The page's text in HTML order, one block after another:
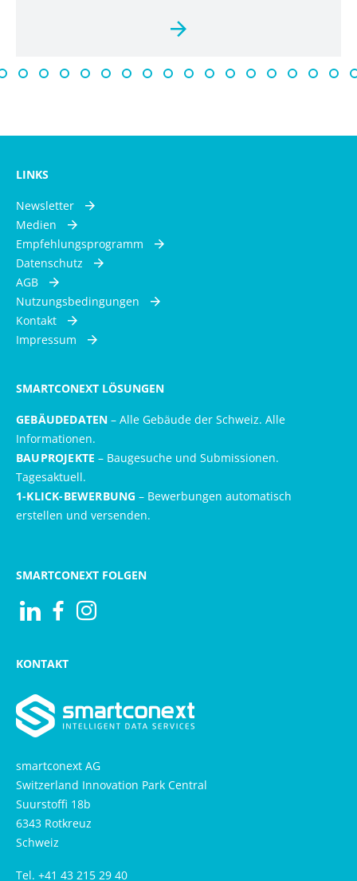
LINKS
Newsletter
Medien
Empfehlungsprogramm
Datenschutz
AGB
Nutzungsbedingungen
Kontakt
Impressum
SMARTCONEXT LÖSUNGEN
GEBÄUDEDATEN – Alle Gebäude der Schweiz. Alle
Informationen.
BAUPROJEKTE – Baugesuche und Submissionen.
Tagesaktuell.
1-KLICK-BEWERBUNG – Bewerbungen automatisch
erstellen und versenden.
SMARTCONEXT FOLGEN
KONTAKT
smartconext AG
Switzerland Innovation Park Central
Suurstoffi 18b
6343 Rotkreuz
Schweiz
Tel. +41 43 215 29 40